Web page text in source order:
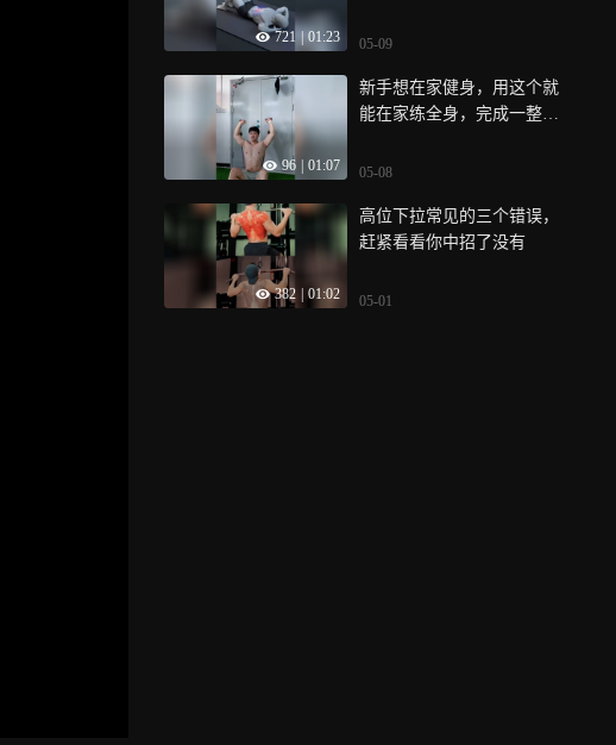
721 01:23 05-09
96 01:07
新手想在家健身，用这个就
能在家练全身，完成一整套
05-08
382 01:02
高位下拉常见的三个错误，
赶紧看看你中招了没有
05-01